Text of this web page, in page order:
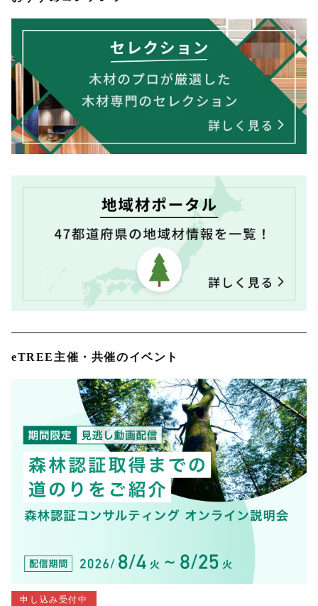
eTREE主催・共催のイベント
申し込み受付中